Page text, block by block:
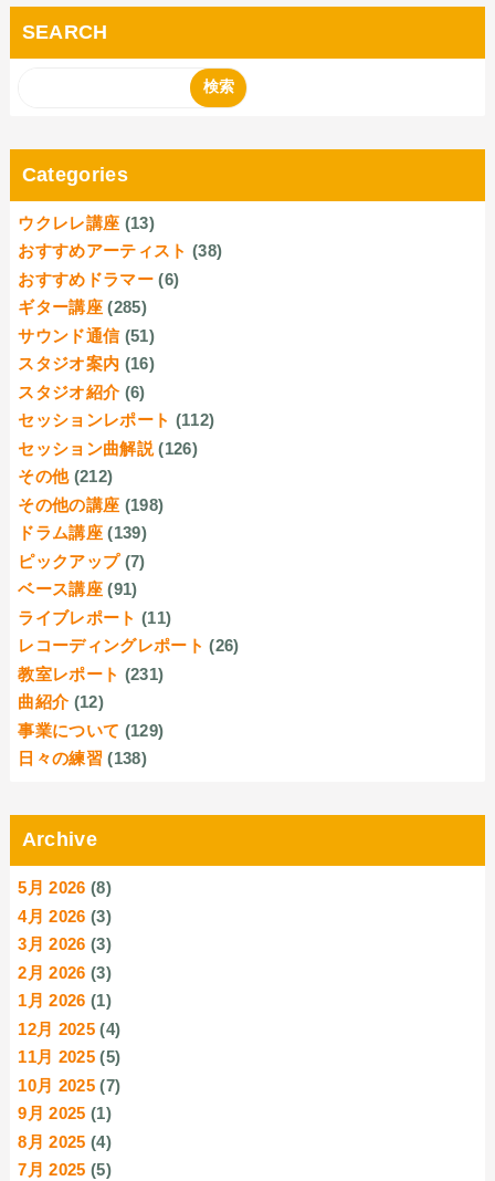
SEARCH
Categories
ウクレレ講座 (13)
おすすめアーティスト (38)
おすすめドラマー (6)
ギター講座 (285)
サウンド通信 (51)
スタジオ案内 (16)
スタジオ紹介 (6)
セッションレポート (112)
セッション曲解説 (126)
その他 (212)
その他の講座 (198)
ドラム講座 (139)
ピックアップ (7)
ベース講座 (91)
ライブレポート (11)
レコーディングレポート (26)
教室レポート (231)
曲紹介 (12)
事業について (129)
日々の練習 (138)
Archive
5月 2026 (8)
4月 2026 (3)
3月 2026 (3)
2月 2026 (3)
1月 2026 (1)
12月 2025 (4)
11月 2025 (5)
10月 2025 (7)
9月 2025 (1)
8月 2025 (4)
7月 2025 (5)